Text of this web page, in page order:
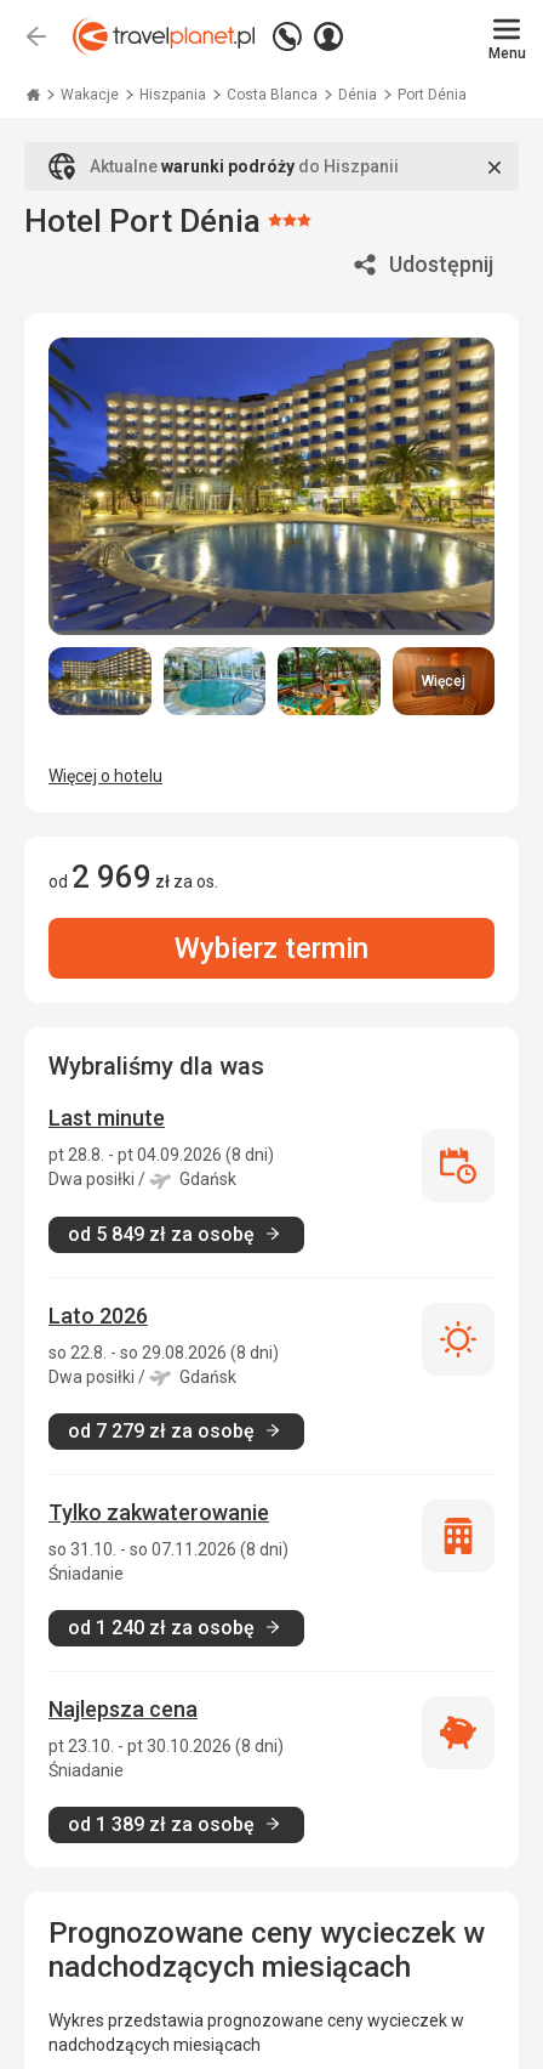
Wstecz
Zadzwoń
+48
771
Zaloguj
Menu
Wakacje Hiszpania Costa Blanca Dénia Port Dénia
Aktualnewarunki podróży do Hiszpanii
Hotel Port Dénia Ocena:
Udostępnij
Więcej
Więcej o hotelu
od 2 969 zł za os.
Wybierz termin
Wybraliśmy dla was
Last minute
pt 28.8. - pt 04.09.2026 (8 dni)
Dwa posiłki / Gdańsk
od 5 849 zł za osobę
Last
Lato 2026
so 22.8. - so 29.08.2026 (8 dni)
Dwa posiłki / Gdańsk
od 7 279 zł za osobę
Lato
Tylko zakwaterowanie
so 31.10. - so 07.11.2026 (8 dni)
Śniadanie
od 1 240 zł za osobę
Tylko
Najlepsza cena
pt 23.10. - pt 30.10.2026 (8 dni)
Śniadanie
od 1 389 zł za osobę
Najlepsza
Prognozowane ceny wycieczek w
nadchodzących miesiącach
Wykres przedstawia prognozowane ceny wycieczek w
nadchodzących miesiącach